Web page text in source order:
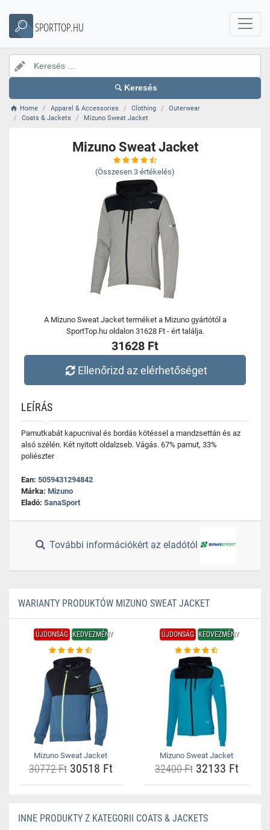
SPORTTOP.HU
Keresés
Home Apparel & Accessories Clothing
Outerwear
Coats & Jackets
Mizuno Sweat Jacket
Mizuno Sweat Jacket
(Összesen 3 értékelés)
A Mizuno Sweat Jacket terméket a Mizuno gyártótól a
SportTop.hu oldalon 31628 Ft - ért találja.
31628 Ft
Ellenőrizd az elérhetőséget
LEÍRÁS
Pamutkabát kapucnival és bordás kötéssel a mandzsettán és az
alsó szélén. Két nyitott oldalzseb. Vágás. 67% pamut, 33%
poliészter
Ean: 5059431294842
Márka: Mizuno
Eladó: SanaSport
További információkért az eladótól
WARIANTY PRODUKTÓW MIZUNO SWEAT JACKET
ÚJDONSÁG KEDVEZMÉNY
Mizuno Sweat Jacket
30772 Ft30518 Ft
ÚJDONSÁG KEDVEZMÉNY
Mizuno Sweat Jacket
32400 Ft32133 Ft
INNE PRODUKTY Z KATEGORII COATS & JACKETS